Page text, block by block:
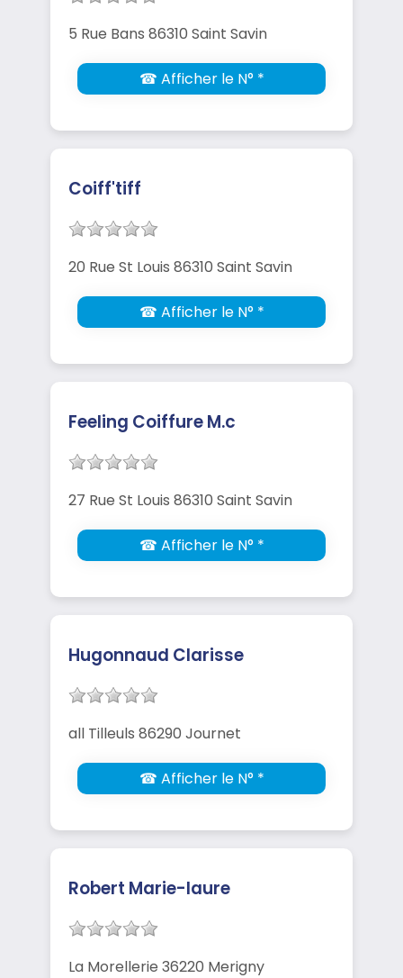
5 Rue Bans 86310 Saint Savin
☎ Afficher le N° *
Coiff'tiff
20 Rue St Louis 86310 Saint Savin
☎ Afficher le N° *
Feeling Coiffure M.c
27 Rue St Louis 86310 Saint Savin
☎ Afficher le N° *
Hugonnaud Clarisse
all Tilleuls 86290 Journet
☎ Afficher le N° *
Robert Marie-laure
La Morellerie 36220 Merigny